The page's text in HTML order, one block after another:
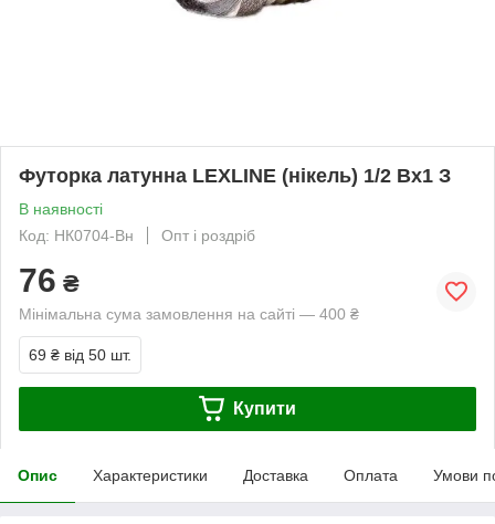
Футорка латунна LEXLINE (нікель) 1/2 Вх1 З
В наявності
Код: НК0704-Вн
Опт і роздріб
76 ₴
Мінімальна сума замовлення на сайті — 400 ₴
69 ₴ від 50 шт.
Купити
Опис Характеристики Доставка Оплата Умови